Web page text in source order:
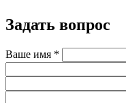
Задать вопрос
Ваше имя *